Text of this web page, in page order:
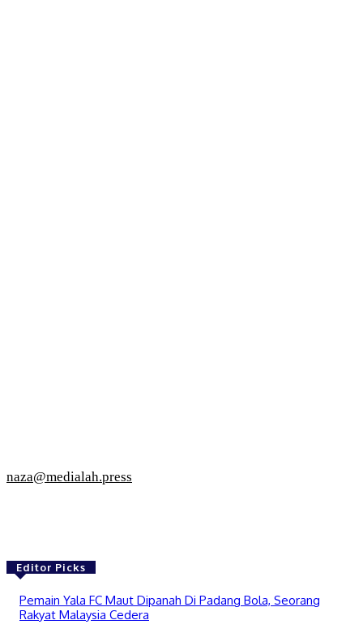
naza@medialah.press
Editor Picks
Pemain Yala FC Maut Dipanah Di Padang Bola, Seorang
Rakyat Malaysia Cedera